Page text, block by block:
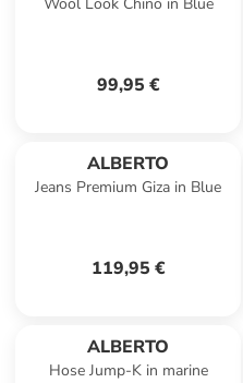
99,95 €
ALBERTO
Jeans Premium Giza in Blue
119,95 €
ALBERTO
Hose Jump-K in marine